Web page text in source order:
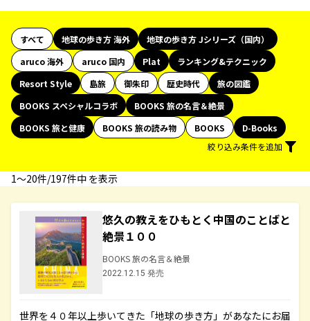
すべて 地球の歩き方 海外
地球の歩き方 Jシリーズ（国内）
aruco 海外
aruco 国内 Plat
ランキング&テクニック
Resort Style
島旅 御朱印 歴史時代
旅の図鑑
BOOKS スペシャルコラボ
BOOKS 旅の名言＆絶景
BOOKS 旅と健康
BOOKS 旅の読み物 BOOKS
D-Books
絞り込み条件を追加
1〜20件/197件中 を表示
悠久の教えをひもとく中国のことばと
絶景１００
BOOKS 旅の名言＆絶景
2022.12.15 発売
世界を４０年以上歩いてきた「地球の歩き方」があなたにお届